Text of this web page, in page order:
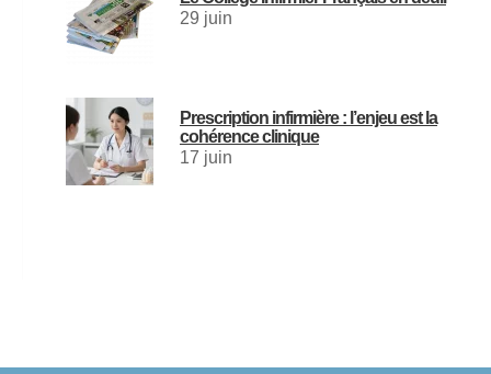
29 juin
Prescription infirmière : l’enjeu est la
cohérence clinique
17 juin